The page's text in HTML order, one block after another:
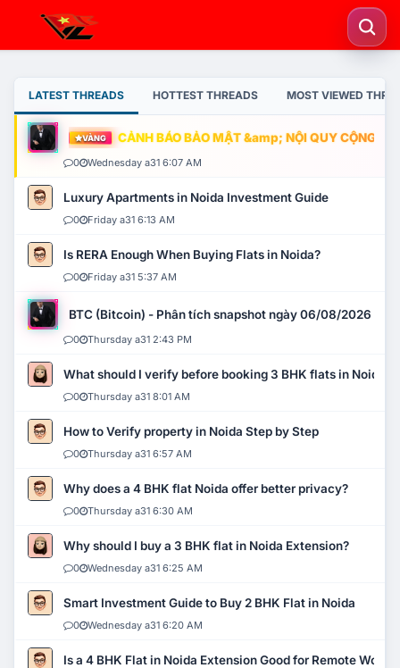
LATEST THREADS HOTTEST THREADS MOST VIEWED
VÀNG CẢNH BÁO BẢO MẬT &amp; NỘI QUY CỘNG
0 Wednesday a31 6:07 AM
Luxury Apartments in Noida Investment Guide
0 Friday a31 6:13 AM
Is RERA Enough When Buying Flats in Noida?
0 Friday a31 5:37 AM
BTC (Bitcoin) - Phân tích snapshot ngày 06/08/2026
0 Thursday a31 2:43 PM
What should I verify before booking 3 BHK flats in Noida?
0 Thursday a31 8:01 AM
How to Verify property in Noida Step by Step
0 Thursday a31 6:57 AM
Why does a 4 BHK flat Noida offer better privacy?
0 Thursday a31 6:30 AM
Why should I buy a 3 BHK flat in Noida Extension?
0 Wednesday a31 6:25 AM
Smart Investment Guide to Buy 2 BHK Flat in Noida
0 Wednesday a31 6:20 AM
Is a 4 BHK Flat in Noida Extension Good for Remote Work?